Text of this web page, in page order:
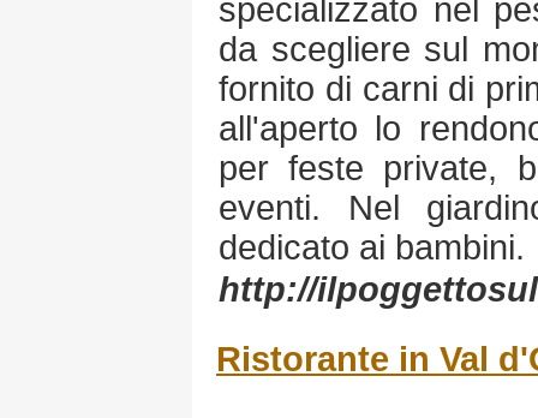
specializzato nel
da scegliere sul
fornito di carni di
all'aperto lo
per feste private,
eventi. Nel
dedicato ai bambini.
http://
Ristorante in Val